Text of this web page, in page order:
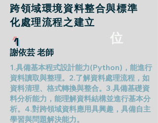
跨領域環境資料整合與標準
化處理流程之建立
1 位
謝依芸 老師
1.具備基本程式設計能力(Python)，能進行
資料讀取與整理。2.了解資料處理流程，如
資料清理、格式轉換與整合。3.具備基礎資
料分析能力，能理解資料結構並進行基本分
析。4.對跨領域資料應用具興趣，具備自主
學習與問題解決能力。